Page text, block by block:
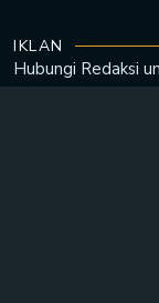
IKLAN
Hubungi Redaksi